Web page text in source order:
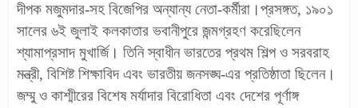
দীপক মজুমদার-সহ বিজেপির অন্যান্য নেতা-কর্মীরা।প্রসঙ্গত, ১৯০১
সালের ৬ই জুলাই কলকাতার ভবানীপুরে জন্মগ্রহণ করেছিলেন
শ্যামাপ্রসাদ মুখার্জি। তিনি স্বাধীন ভারতের প্রথম শিল্প ও সরবরাহ
মন্ত্রী, বিশিষ্ট শিক্ষাবিদ এবং ভারতীয় জনসঙ্ঘ-এর প্রতিষ্ঠাতা ছিলেন।
জম্মু ও কাশ্মীরের বিশেষ মর্যাদার বিরোধিতা এবং দেশের পূর্ণাঙ্গ